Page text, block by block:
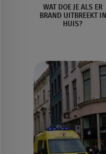
WAT DOE JE ALS ER
BRAND UITBREEKT IN
HUIS?